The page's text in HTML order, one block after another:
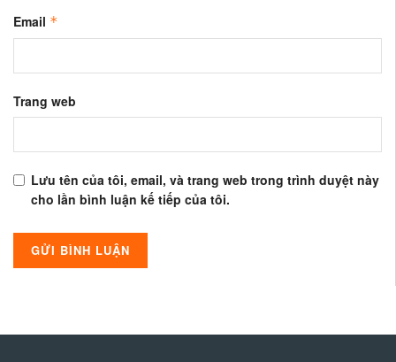
Email *
Trang web
Lưu tên của tôi, email, và trang web trong trình duyệt này
cho lần bình luận kế tiếp của tôi.